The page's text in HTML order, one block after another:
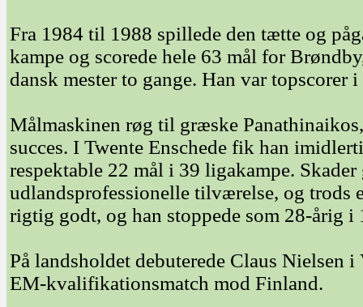
Fra 1984 til 1988 spillede den tætte og
kampe og scorede hele 63 mål for
dansk mester to gange. Han var
Målmaskinen røg til græske
succes. I Twente Enschede fik han
respektable 22 mål i 39 ligakampe.
udlandsprofessionelle tilværelse, og trods
rigtig godt, og han stoppede som 28-årig i
På landsholdet debuterede Claus Nielsen
EM-kvalifikationsmatch mod Finland.